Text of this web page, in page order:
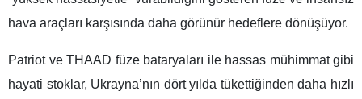
hava araçları karşısında daha görünür hedeflere dönüşüyor.
Patriot ve THAAD füze bataryaları ile hassas mühimmat gibi
hayati stoklar, Ukrayna’nın dört yılda tükettiğinden daha hızlı